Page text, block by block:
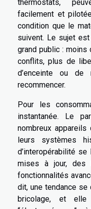
thermostats,
facilement et
condition que le
suivent. Le sujet est
grand public :
conflits, plus de
d’enceinte ou de
recommencer.
Pour les
instantanée. Le
nombreux appareils
leurs systèmes
d’interopérabilité
mises à jour, des
fonctionnalités
dit, une tendance
bricolage, et elle